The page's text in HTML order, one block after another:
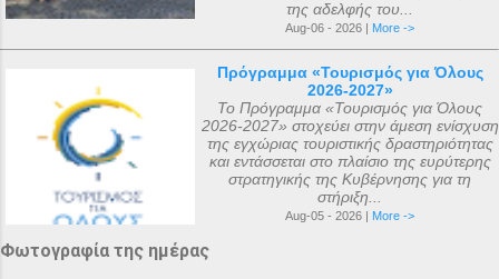
καθοριστεί ακριβώς ακόμα και σήμερα. Ο
αριθμός που επικράτησε από
μεταγενέστερες πηγές ιστορικών ήταν ο
αριθμός 318. Ο Ευσέβιος της Καισαρείας
τους αριθμεί 250, ο Αθανάσιος
Αλεξανδρείας 318, και ο Ευστάθιος Α...
της αδελφής του...
Aug-06 - 2026 | More ->
Πρόγραμμα «Τουρισμός για Όλους
2026-2027»
Το Πρόγραμμα «Τουρισμός για Όλους
2026-2027» στοχεύει στην άμεση ενίσχυση
της εγχώριας τουριστικής δραστηριότητας
και εντάσσεται στο πλαίσιο της ευρύτερης
στρατηγικής της Κυβέρνησης για τη
στήριξη...
Aug-05 - 2026 | More ->
Φωτογραφία της ημέρας